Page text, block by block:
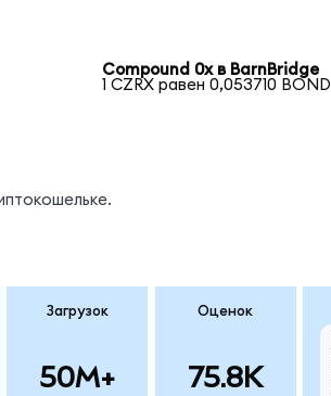
Compound 0x в BarnBridge
1 CZRX равен 0,053710 BOND
Загрузок
50M+
Оценок
75.8K